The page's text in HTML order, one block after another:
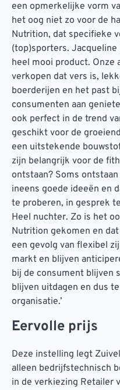
een opmerkelijke vorm
het oog niet zo voor de
Nutrition, dat specifieke
(top)sporters. Jacqueline
heel mooi product. Onze
verkopen dat vers is,
boerderijen en het past
consumenten aan
ook perfect in de trend
geschikt voor de
een uitstekende
zijn belangrijk voor de
ontstaan? Soms
ineens goede ideeën en
te proberen, in gesprek
Heel nuchter. Zo is het
Nutrition gekomen en
een gevolg van flexibel
markt en blijven
bij de consument blijven
blijven uitdagen en dus
organisatie.’
Eervolle prijs
Deze instelling legt
alleen bedrijfstechnisch
in de verkiezing Retailer